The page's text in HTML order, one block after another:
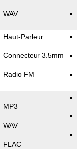
WAV
Haut-Parleur
Connecteur 3.5mm
Radio FM
MP3
WAV
FLAC